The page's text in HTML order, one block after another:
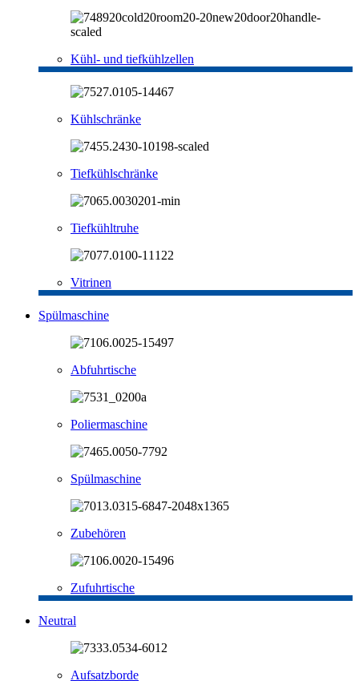
Kühl- und tiefkühlzellen
Kühlschränke
Tiefkühlschränke
Tiefkühltruhe
Vitrinen
Spülmaschine
Abfuhrtische
Poliermaschine
Spülmaschine
Zubehören
Zufuhrtische
Neutral
Aufsatzborde